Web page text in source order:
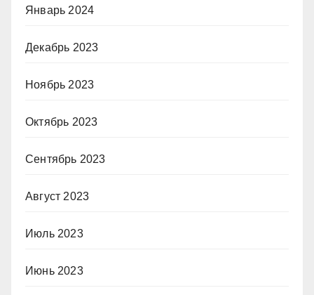
Январь 2024
Декабрь 2023
Ноябрь 2023
Октябрь 2023
Сентябрь 2023
Август 2023
Июль 2023
Июнь 2023